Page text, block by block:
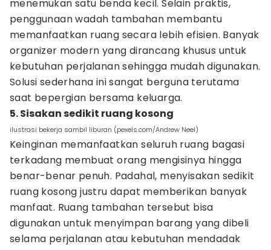
menemukan satu benda kecil. Selain praktis,
penggunaan wadah tambahan membantu
memanfaatkan ruang secara lebih efisien. Banyak
organizer modern yang dirancang khusus untuk
kebutuhan perjalanan sehingga mudah digunakan.
Solusi sederhana ini sangat berguna terutama
saat bepergian bersama keluarga.
5. Sisakan sedikit ruang kosong
ilustrasi bekerja sambil liburan (pexels.com/Andrew Neel)
Keinginan memanfaatkan seluruh ruang bagasi
terkadang membuat orang mengisinya hingga
benar-benar penuh. Padahal, menyisakan sedikit
ruang kosong justru dapat memberikan banyak
manfaat. Ruang tambahan tersebut bisa
digunakan untuk menyimpan barang yang dibeli
selama perjalanan atau kebutuhan mendadak